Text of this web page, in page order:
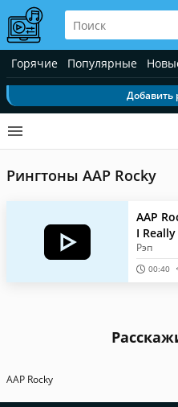
Горячие Популярные
Добавить
Рингтоны AAP Rocky
AAP
I
Рэп
00:40
AAP Rocky